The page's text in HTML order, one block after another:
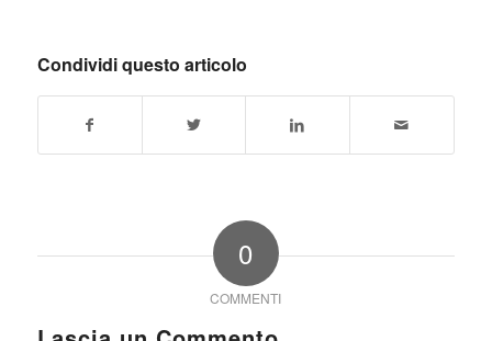
Condividi questo articolo
0
COMMENTI